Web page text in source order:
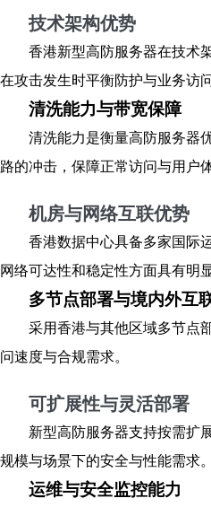
技术架构优势
香港新型高防服务器在技术
在攻击发生时平衡防护与业务访
清洗能力与带宽保障
清洗能力是衡量高防服务器
路的冲击，保障正常访问与用户体
机房与网络互联优势
香港数据中心具备多家国际
网络可达性和稳定性方面具有明
多节点部署与境内外互
采用香港与其他区域多节点
问速度与合规需求。
可扩展性与灵活部署
新型高防服务器支持按需扩
规模与场景下的安全与性能需求。
运维与安全监控能力